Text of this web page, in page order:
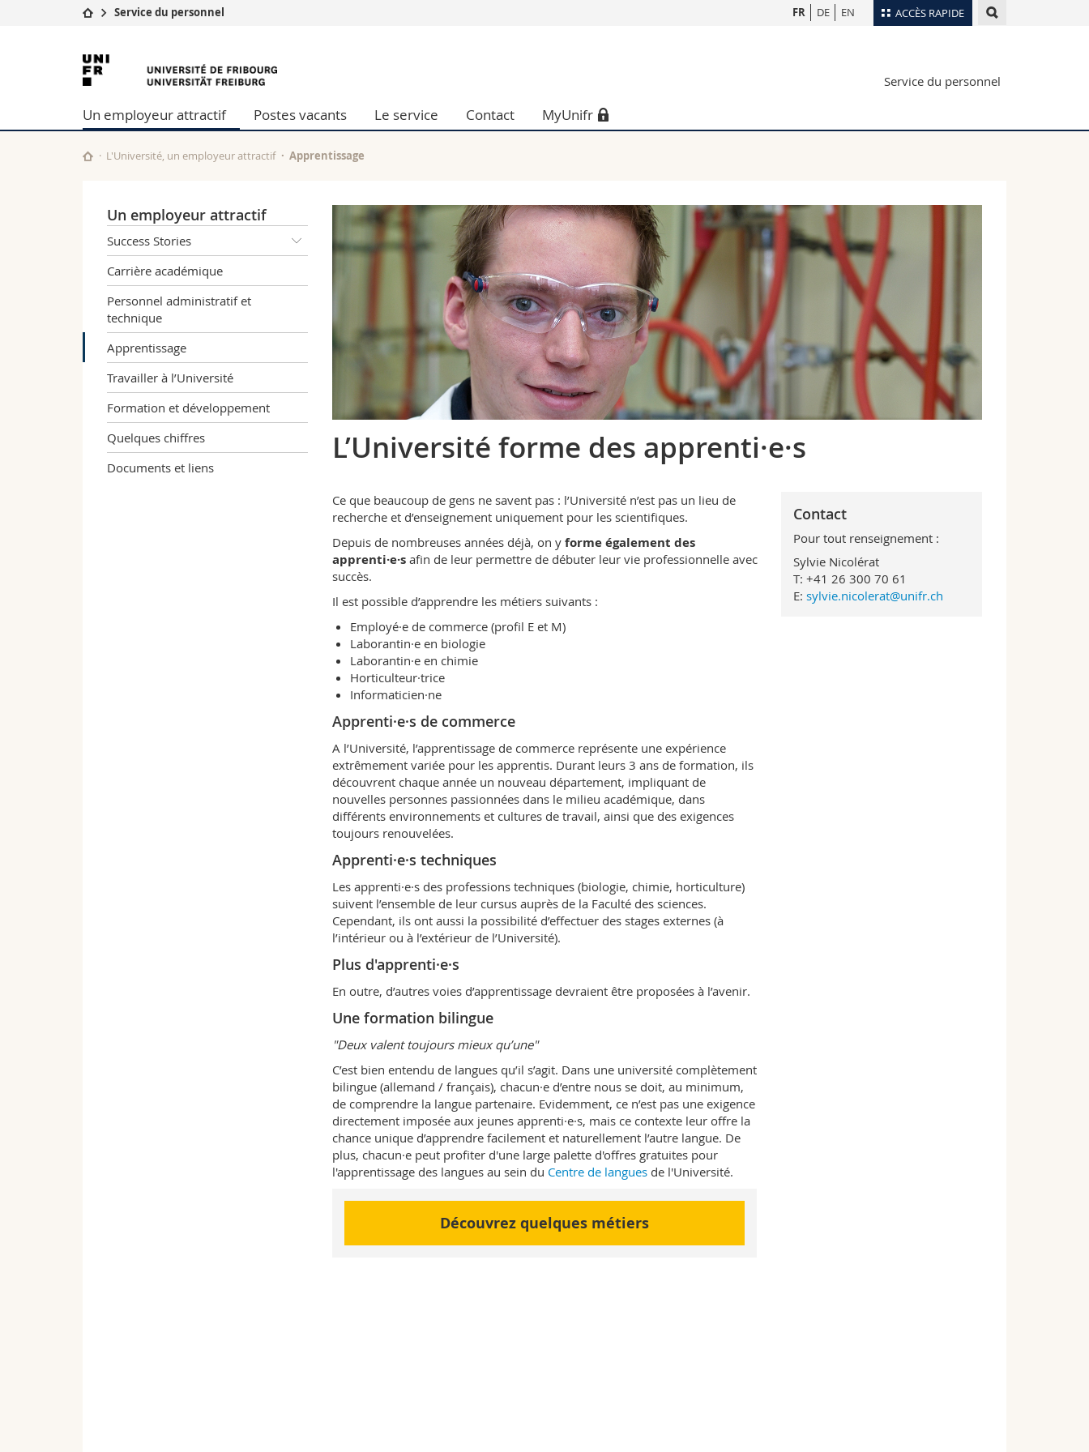
ACCÈS RAPIDE
Université
Recherche
Université
Formation continue
Sciences économiques et sociales et management
Lettres et sciences humaines
Sciences de l'éducation et de la formation
Sciences et médecine
Chercheurs
Plan d'accès
Webmail
FR DE EN
Service du personnel
Université
de
Fribourg
Service du personnel
Un employeur attractif Postes vacants Le service Contact MyUnifr
L'Université, un employeur attractif Apprentissage
Un employeur attractif
Success Stories
Carrière académique
Personnel administratif et
technique
Apprentissage
Travailler à l’Université
Formation et développement
Quelques chiffres
Documents et liens
L’Université forme des apprenti·e·s
Ce que beaucoup de gens ne savent pas : l’Université n’est pas un lieu de
recherche et d’enseignement uniquement pour les scientifiques.
Depuis de nombreuses années déjà, on y forme également des
apprenti·e·safin de leur permettre de débuter leur vie professionnelle avec
succès.
Il est possible d’apprendre les métiers suivants :
Employé·e de commerce (profil E et M)
Laborantin·e en biologie
Laborantin·e en chimie
Horticulteur·trice
Informaticien·ne
Apprenti·e·s de commerce
A l’Université, l’apprentissage de commerce représente une expérience
extrêmement variée pour les apprentis. Durant leurs 3 ans de formation, ils
découvrent chaque année un nouveau département, impliquant de
nouvelles personnes passionnées dans le milieu académique, dans
différents environnements et cultures de travail, ainsi que des exigences
toujours renouvelées.
Apprenti·e·s techniques
Les apprenti·e·s des professions techniques (biologie, chimie, horticulture)
suivent l’ensemble de leur cursus auprès de la Faculté des sciences.
Cependant, ils ont aussi la possibilité d’effectuer des stages externes (à
l’intérieur ou à l’extérieur de l’Université).
Plus d'apprenti·e·s
En outre, d’autres voies d’apprentissage devraient être proposées à l’avenir.
Une formation bilingue
"Deux valent toujours mieux qu’une"
C’est bien entendu de langues qu’il s’agit. Dans une université complètement
bilingue (allemand / français), chacun·e d’entre nous se doit, au minimum,
de comprendre la langue partenaire. Evidemment, ce n’est pas une exigence
directement imposée aux jeunes apprenti·e·s, mais ce contexte leur offre la
chance unique d’apprendre facilement et naturellement l’autre langue. De
plus, chacun·e peut profiter d'une large palette d'offres gratuites pour
l'apprentissage des langues au sein du Centre de languesde l'Université.
Découvrez quelques métiers
Contact
Pour tout renseignement :
Sylvie Nicolérat
T: +41 26 300 70 61
E:sylvie.nicolerat@unifr.ch